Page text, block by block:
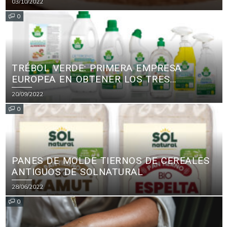
0
TRÉBOL VERDE: PRIMERA EMPRESA
EUROPEA EN OBTENER LOS TRES
PRINCIPALES CERTIFICADOS ECOLÓGICOS
PARA PRODUCTOS DE LIMPIEZA
20/09/2022
0
PANES DE MOLDE TIERNOS DE CEREALES
ANTIGUOS DE SOLNATURAL
28/06/2022
0